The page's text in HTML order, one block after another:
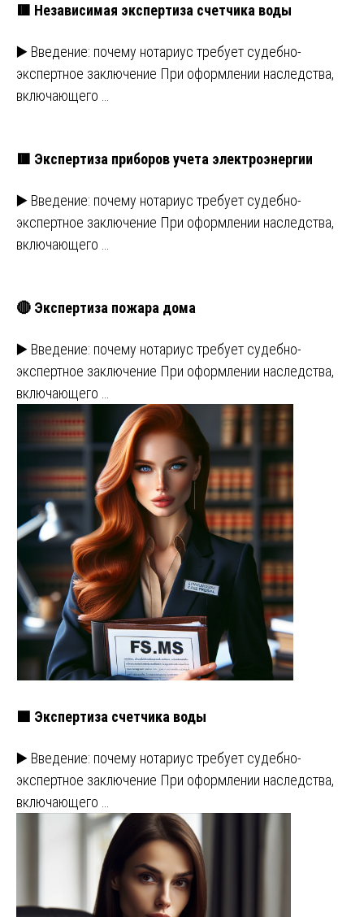
🟥 Независимая экспертиза счетчика воды
▶️ Введение: почему нотариус требует судебно-
экспертное заключение При оформлении наследства,
включающего …
🟥 Экспертиза приборов учета электроэнергии
▶️ Введение: почему нотариус требует судебно-
экспертное заключение При оформлении наследства,
включающего …
🔴 Экспертиза пожара дома
▶️ Введение: почему нотариус требует судебно-
экспертное заключение При оформлении наследства,
включающего …
🟩 Экспертиза счетчика воды
▶️ Введение: почему нотариус требует судебно-
экспертное заключение При оформлении наследства,
включающего …